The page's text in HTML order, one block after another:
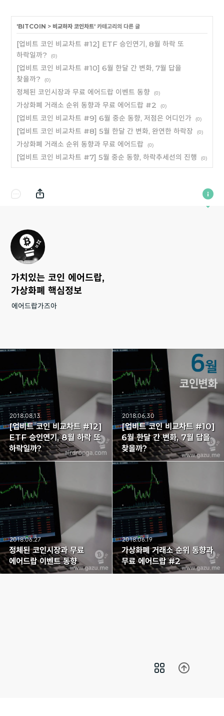
'BITCOIN > 비교하자 코인차트' 카테고리의 다른 글
[업비트 코인 비교차트 #12] ETF 승인연기, 8월 하락 또
하락일까?
(0)
[업비트 코인 비교차트 #10] 6월 한달 간 변화, 7월 답을
찾을까?
(0)
정체된 코인시장과 무료 에어드랍 이벤트 동향 (0)
가상화폐 거래소 순위 동향과 무료 에어드랍 #2 (0)
[업비트 코인 비교차트 #9] 6월 중순 동향, 저점은 어디인가 (0)
[업비트 코인 비교차트 #8] 5월 한달 간 변화, 완연한 하락장 (0)
가상화폐 거래소 순위 동향과 무료 에어드랍 (0)
[업비트 코인 비교차트 #7] 5월 중순 동향, 하락추세선의 진행 (0)
가치있는 코인 에어드랍,
가상화폐 핵심정보
에어드랍가즈아
2018.08.13
[업비트 코인 비교차트 #12]
ETF 승인연기, 8월 하락 또
하락일까?
2018.06.30
[업비트 코인 비교차트 #10]
6월 한달 간 변화, 7월 답을
찾을까?
2018.06.27
정체된 코인시장과 무료
에어드랍 이벤트 동향
2018.06.19
가상화폐 거래소 순위 동향과
무료 에어드랍 #2